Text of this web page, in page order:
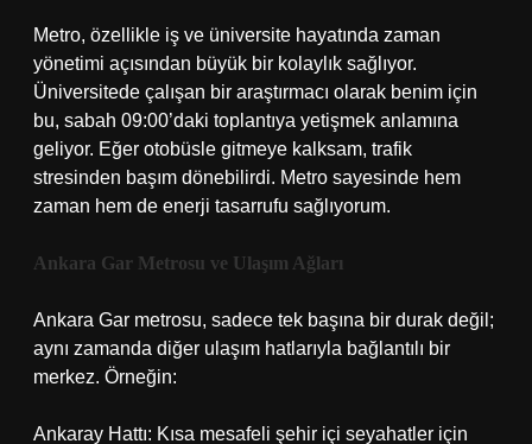
Metro, özellikle iş ve üniversite hayatında zaman
yönetimi açısından büyük bir kolaylık sağlıyor.
Üniversitede çalışan bir araştırmacı olarak benim için
bu, sabah 09:00’daki toplantıya yetişmek anlamına
geliyor. Eğer otobüsle gitmeye kalksam, trafik
stresinden başım dönebilirdi. Metro sayesinde hem
zaman hem de enerji tasarrufu sağlıyorum.
Ankara Gar Metrosu ve Ulaşım Ağları
Ankara Gar metrosu, sadece tek başına bir durak değil;
aynı zamanda diğer ulaşım hatlarıyla bağlantılı bir
merkez. Örneğin:
Ankaray Hattı: Kısa mesafeli şehir içi seyahatler için